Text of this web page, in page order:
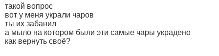
такой вопрос
вот у меня украли чаров
ты их забанил
а мыло на котором были эти самые чары украдено
как вернуть своё?